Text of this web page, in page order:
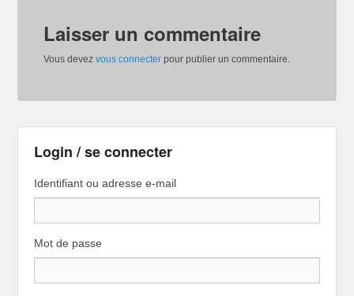
Laisser un commentaire
Vous devezvous connecter pour publier un commentaire.
Login / se connecter
Identifiant ou adresse e-mail
Mot de passe